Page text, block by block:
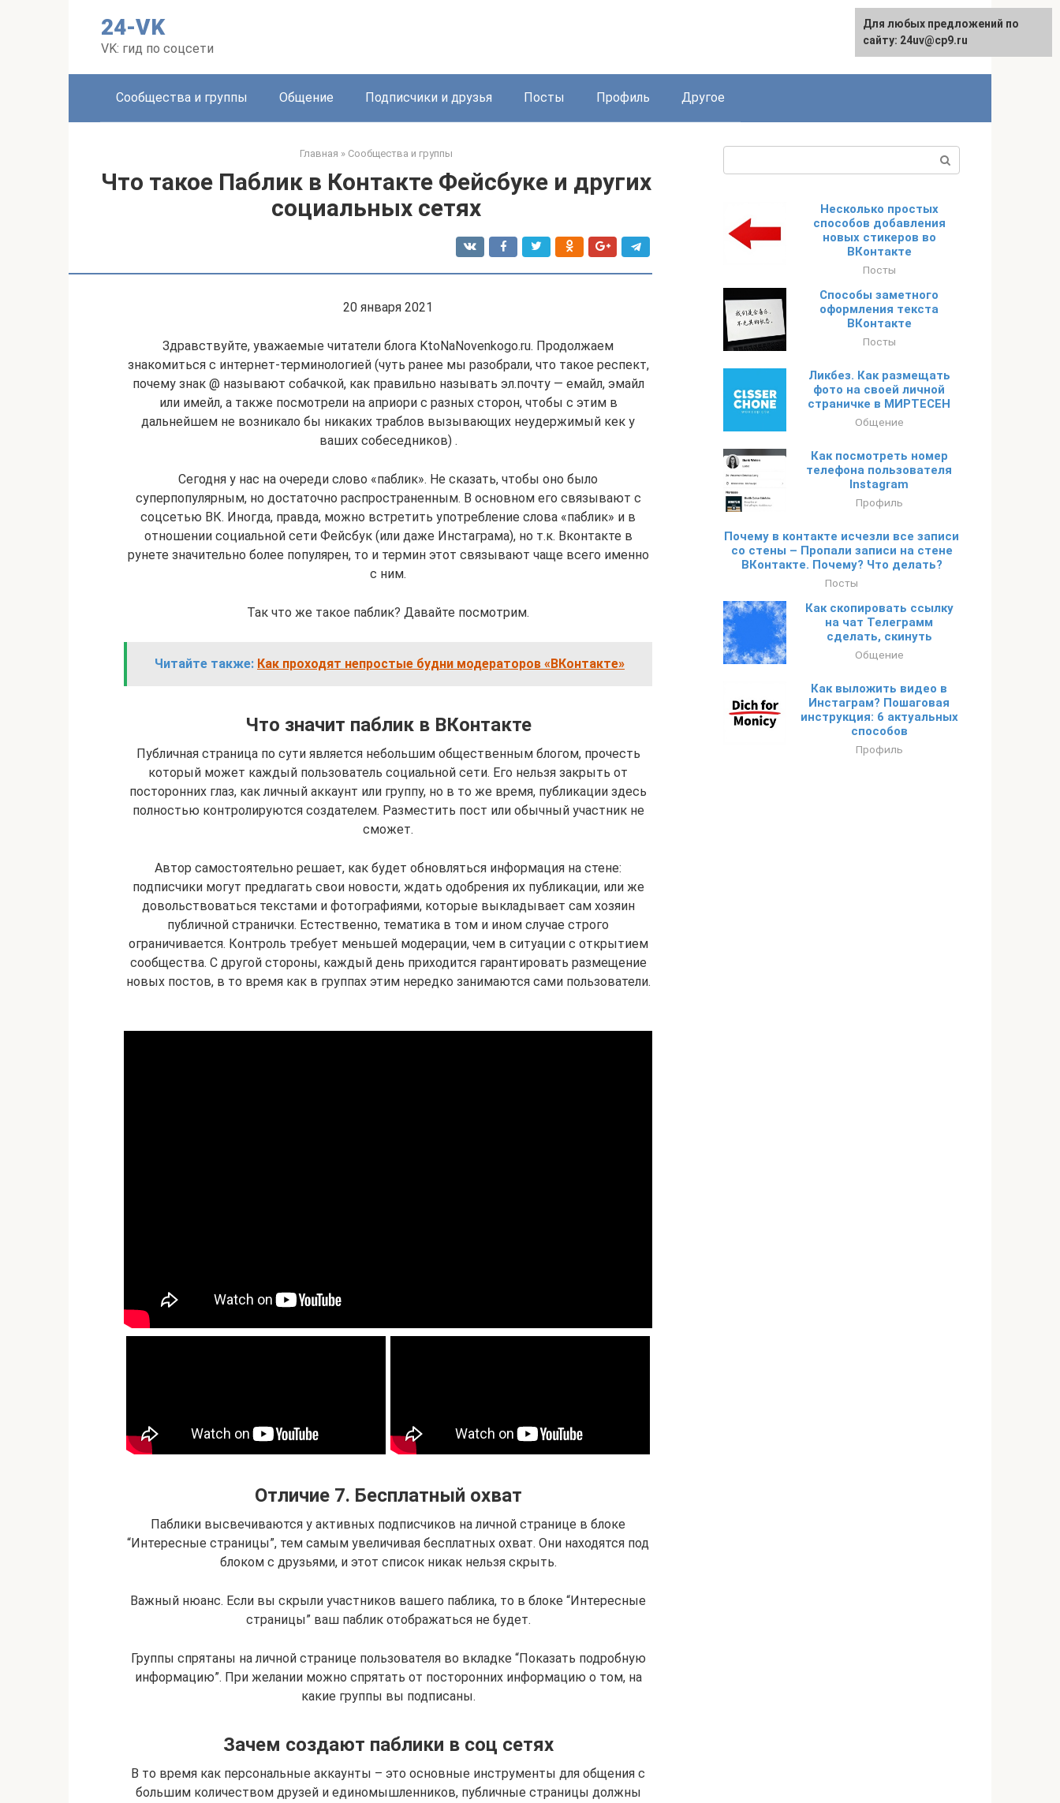
24-VK
VK: гид по соцсети
Сообщества и группы Общение Подписчики и друзья Посты Профиль Другое
Главная » Сообщества и группы
Что такое Паблик в Контакте Фейсбуке и других
социальных сетях
20 января 2021
Здравствуйте, уважаемые читатели блога KtoNaNovenkogo.ru. Продолжаем
знакомиться с интернет-терминологией (чуть ранее мы разобрали, что такое респект,
почему знак @ называют собачкой, как правильно называть эл.почту — емайл, эмайл
или имейл, а также посмотрели на априори с разных сторон, чтобы с этим в
дальнейшем не возникало бы никаких траблов вызывающих неудержимый кек у
ваших собеседников) .
Сегодня у нас на очереди слово «паблик». Не сказать, чтобы оно было
суперпопулярным, но достаточно распространенным. В основном его связывают с
соцсетью ВК. Иногда, правда, можно встретить употребление слова «паблик» и в
отношении социальной сети Фейсбук (или даже Инстаграма), но т.к. Вконтакте в
рунете значительно более популярен, то и термин этот связывают чаще всего именно
с ним.
Так что же такое паблик? Давайте посмотрим.
Читайте также: Как проходят непростые будни модераторов «ВКонтакте»
Что значит паблик в ВКонтакте
Публичная страница по сути является небольшим общественным блогом, прочесть
который может каждый пользователь социальной сети. Его нельзя закрыть от
посторонних глаз, как личный аккаунт или группу, но в то же время, публикации здесь
полностью контролируются создателем. Разместить пост или обычный участник не
сможет.
Автор самостоятельно решает, как будет обновляться информация на стене:
подписчики могут предлагать свои новости, ждать одобрения их публикации, или же
довольствоваться текстами и фотографиями, которые выкладывает сам хозяин
публичной странички. Естественно, тематика в том и ином случае строго
ограничивается. Контроль требует меньшей модерации, чем в ситуации с открытием
сообщества. С другой стороны, каждый день приходится гарантировать размещение
новых постов, в то время как в группах этим нередко занимаются сами пользователи.
Отличие 7. Бесплатный охват
Паблики высвечиваются у активных подписчиков на личной странице в блоке
“Интересные страницы”, тем самым увеличивая бесплатных охват. Они находятся под
блоком с друзьями, и этот список никак нельзя скрыть.
Важный нюанс. Если вы скрыли участников вашего паблика, то в блоке “Интересные
страницы” ваш паблик отображаться не будет.
Группы спрятаны на личной странице пользователя во вкладке “Показать подробную
информацию”. При желании можно спрятать от посторонних информацию о том, на
какие группы вы подписаны.
Зачем создают паблики в соц сетях
В то время как персональные аккаунты – это основные инструменты для общения с
большим количеством друзей и единомышленников, публичные страницы должны
Несколько простых
способов добавления
новых стикеров во
ВКонтакте
Посты
Способы заметного
оформления текста
ВКонтакте
Посты
Ликбез. Как размещать
фото на своей личной
страничке в МИРТЕСЕН
Общение
Как посмотреть номер
телефона пользователя
Instagram
Профиль
Почему в контакте исчезли все записи
со стены – Пропали записи на стене
ВКонтакте. Почему? Что делать?
Посты
Как скопировать ссылку
на чат Телеграмм
сделать, скинуть
Общение
Как выложить видео в
Инстаграм? Пошаговая
инструкция: 6 актуальных
способов
Профиль
Для любых предложений по
сайту: 24uv@cp9.ru